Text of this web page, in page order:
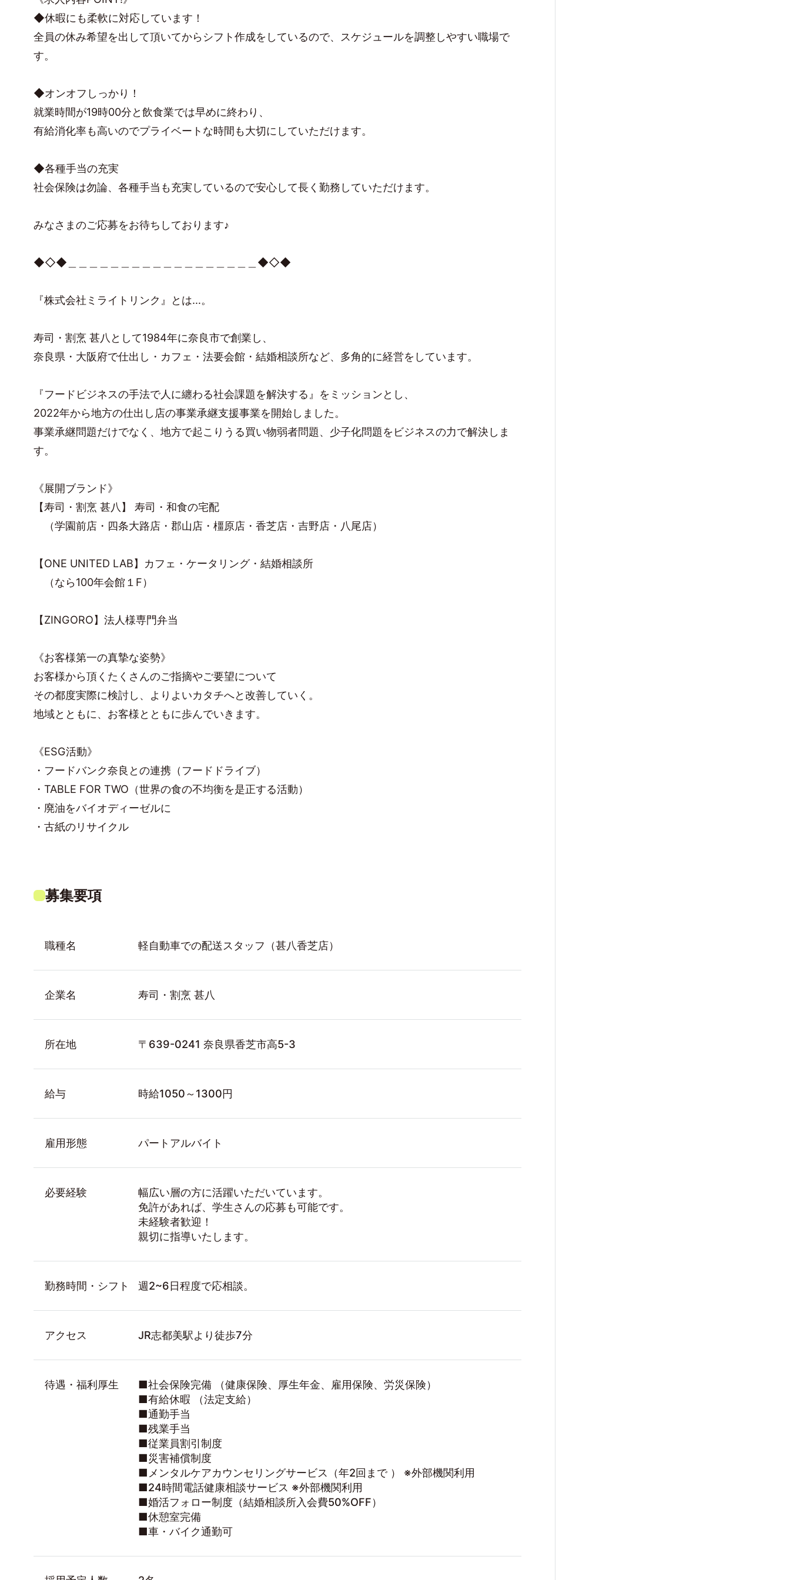
◆休暇にも柔軟に対応しています！
全員の休み希望を出して頂いてからシフト作成をしているので、スケジュールを調整しやすい職場で
す。
◆オンオフしっかり！
就業時間が19時00分と飲食業では早めに終わり、
有給消化率も高いのでプライベートな時間も大切にしていただけます。
◆各種手当の充実
社会保険は勿論、各種手当も充実しているので安心して長く勤務していただけます。
みなさまのご応募をお待ちしております♪
◆◇◆＿＿＿＿＿＿＿＿＿＿＿＿＿＿＿＿＿＿◆◇◆
『株式会社ミライトリンク』とは…。
寿司・割烹 甚八として1984年に奈良市で創業し、
奈良県・大阪府で仕出し・カフェ・法要会館・結婚相談所など、多角的に経営をしています。
『フードビジネスの手法で人に纏わる社会課題を解決する』をミッションとし、
2022年から地方の仕出し店の事業承継支援事業を開始しました。
事業承継問題だけでなく、地方で起こりうる買い物弱者問題、少子化問題をビジネスの力で解決しま
す。
《展開ブランド》
【寿司・割烹 甚八】 寿司・和食の宅配
（学園前店・四条大路店・郡山店・橿原店・香芝店・吉野店・八尾店）
【ONE UNITED LAB】カフェ・ケータリング・結婚相談所
（なら100年会館１F）
【ZINGORO】法人様専門弁当
《お客様第一の真摯な姿勢》
お客様から頂くたくさんのご指摘やご要望について
その都度実際に検討し、よりよいカタチへと改善していく。
地域とともに、お客様とともに歩んでいきます。
《ESG活動》
・フードバンク奈良との連携（フードドライブ）
・TABLE FOR TWO（世界の食の不均衡を是正する活動）
・廃油をバイオディーゼルに
・古紙のリサイクル
募集要項
職種名 軽自動車での配送スタッフ（甚八香芝店）
企業名 寿司・割烹 甚八
所在地 〒639-0241 奈良県香芝市高5-3
給与 時給1050～1300円
雇用形態 パートアルバイト
必要経験
幅広い層の方に活躍いただいています。
免許があれば、学生さんの応募も可能です。
未経験者歓迎！
親切に指導いたします。
勤務時間・シフト 週2~6日程度で応相談。
アクセス JR志都美駅より徒歩7分
待遇・福利厚生
■社会保険完備 （健康保険、厚生年金、雇用保険、労災保険）
■有給休暇 （法定支給）
■通勤手当
■残業手当
■従業員割引制度
■災害補償制度
■メンタルケアカウンセリングサービス（年2回まで ） ※外部機関利用
■24時間電話健康相談サービス ※外部機関利用
■婚活フォロー制度（結婚相談所入会費50%OFF）
■休憩室完備
■車・バイク通勤可